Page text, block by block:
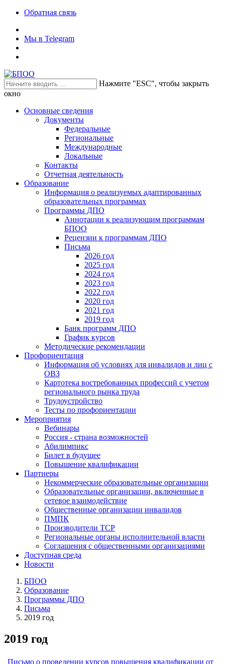
Обратная связь
Мы в Telegram
Нажмите "ESC", чтобы закрыть
окно
Основные сведения
Документы
Федеральные
Региональные
Международные
Локальные
Контакты
Отчетная деятельность
Образование
Информация о реализуемых адаптированных
образовательных программах
Программы ДПО
Аннотации к реализующим программам
БПОО
Рецензии к программам ДПО
Письма
2026 год
2025 год
2024 год
2023 год
2022 год
2020 год
2021 год
2019 год
Банк программ ДПО
График курсов
Методические рекомендации
Профориентация
Информация об условиях для инвалидов и лиц с
ОВЗ
Картотека востребованных профессий с учетом
регионального рынка труда
Трудоустройство
Тесты по профориентации
Мероприятия
Вебинары
Россия - страна возможностей
Абилимпикс
Билет в будущее
Повышение квалификации
Партнеры
Некоммерческие образовательные организации
Образовательные организации, включенные в
сетевое взаимодействие
Общественные организации инвалидов
ПМПК
Производители ТСР
Региональные органы исполнительной власти
Соглашения с общественными организациями
Доступная среда
Новости
БПОО
Образование
Программы ДПО
Письма
2019 год
2019 год
Письмо о проведении курсов повышения квалификации от